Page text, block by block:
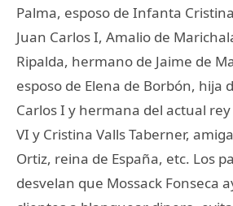
Palma, esposo de Infanta
Juan Carlos I, Amalio de
Ripalda, hermano de Jaime de
esposo de Elena de Borbón, hija
Carlos I y hermana del actual rey
VI y Cristina Valls Taberner,
Ortiz, reina de España, etc. Los
desvelan que Mossack Fonseca